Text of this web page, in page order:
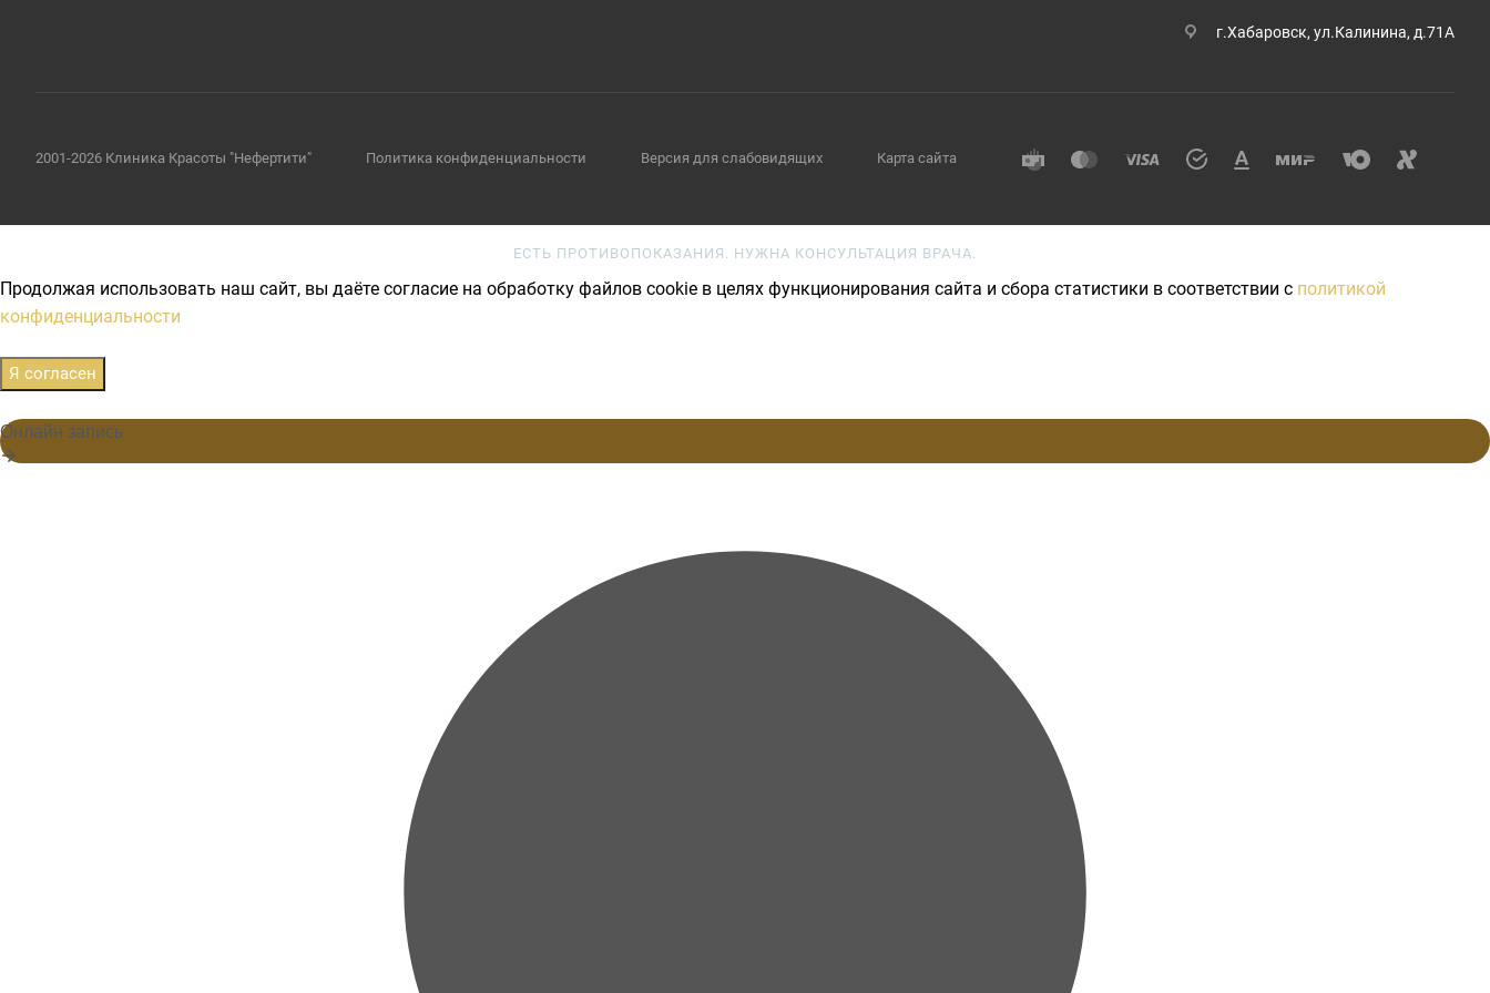
г.Хабаровск, ул.Калинина, д.71А
2001-2026 Клиника Красоты "Нефертити" Политика конфиденциальности Версия для слабовидящих Карта сайта
ЕСТЬ ПРОТИВОПОКАЗАНИЯ. НУЖНА КОНСУЛЬТАЦИЯ ВРАЧА.
Продолжая использовать наш сайт, вы даёте согласие на обработку файлов cookie в целях функционирования сайта и сбора статистики в соответствии с политикой
конфиденциальности
Я согласен